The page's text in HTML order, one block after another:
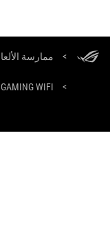
Footer
> ممارسة
>
WIFI